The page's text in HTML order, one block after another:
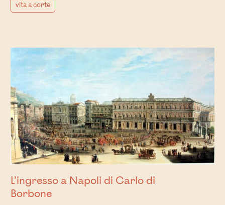
vita a corte
L’ingresso a Napoli di Carlo di
Borbone